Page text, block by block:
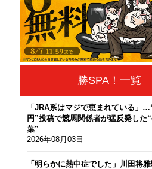
勝SPA！一覧
「JRA系はマジで恵まれている」
円”投稿で競馬関係者が猛反発した
葉”
2026年08月03日
「明らかに熱中症でした」川田将